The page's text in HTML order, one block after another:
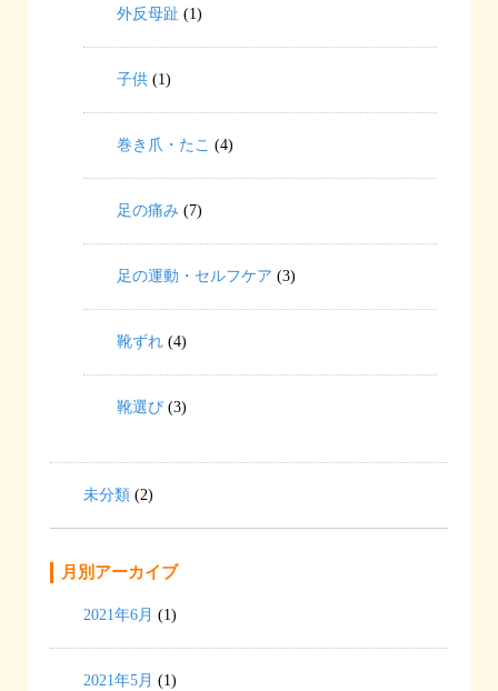
外反母趾 (1)
子供 (1)
巻き爪・たこ (4)
足の痛み (7)
足の運動・セルフケア (3)
靴ずれ (4)
靴選び (3)
未分類 (2)
月別アーカイブ
2021年6月 (1)
2021年5月 (1)